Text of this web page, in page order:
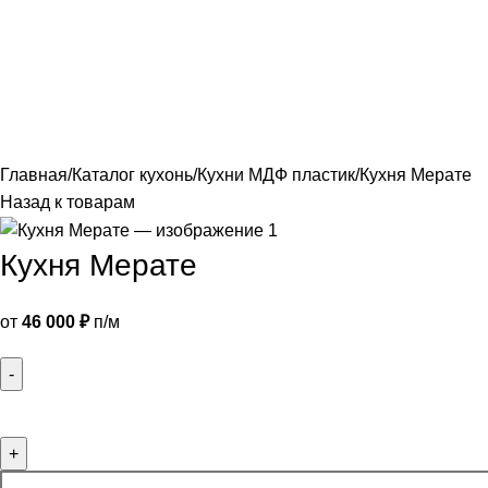
Главная Каталог кухонь Кухни МДФ пластик Кухня Мерате
Назад к товарам
Кухня Мерате
от 46 000 ₽п/м